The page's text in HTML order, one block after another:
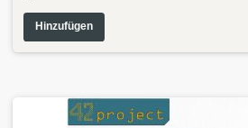
Hinzufügen